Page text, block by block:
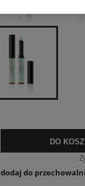
DO
dodaj do przechowalni